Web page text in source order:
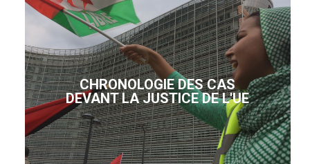
CHRONOLOGIE DES CAS
DEVANT LA JUSTICE DE L'UE